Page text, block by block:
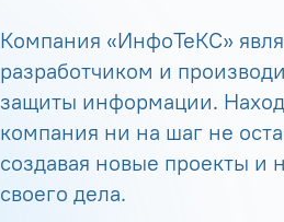
Компания «ИнфоТеКС»
разработчиком и
защиты информации.
компания ни на шаг не
создавая новые проекты и
своего дела.